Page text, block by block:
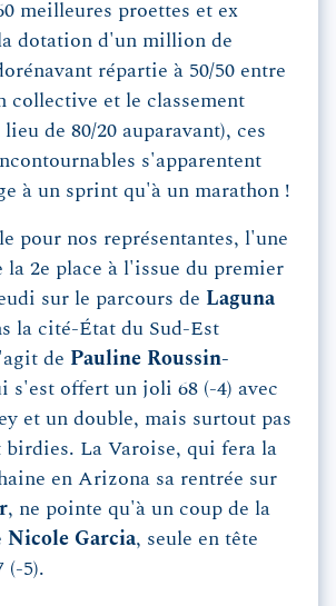
meilleures proettes et ex
dotation d'un million de
répartie à 50/50 entre
collective et le classement
de 80/20 auparavant), ces
s'apparentent
à un sprint qu'à un marathon !
pour nos représentantes, l'une
la 2e place à l'issue du premier
sur le parcours de Laguna
la cité-État du Sud-Est
de Pauline Roussin-
s'est offert un joli 68 (-4) avec
et un double, mais surtout pas
birdies. La Varoise, qui fera la
en Arizona sa rentrée sur
, ne pointe qu'à un coup de la
Nicole Garcia, seule en tête
(-5).